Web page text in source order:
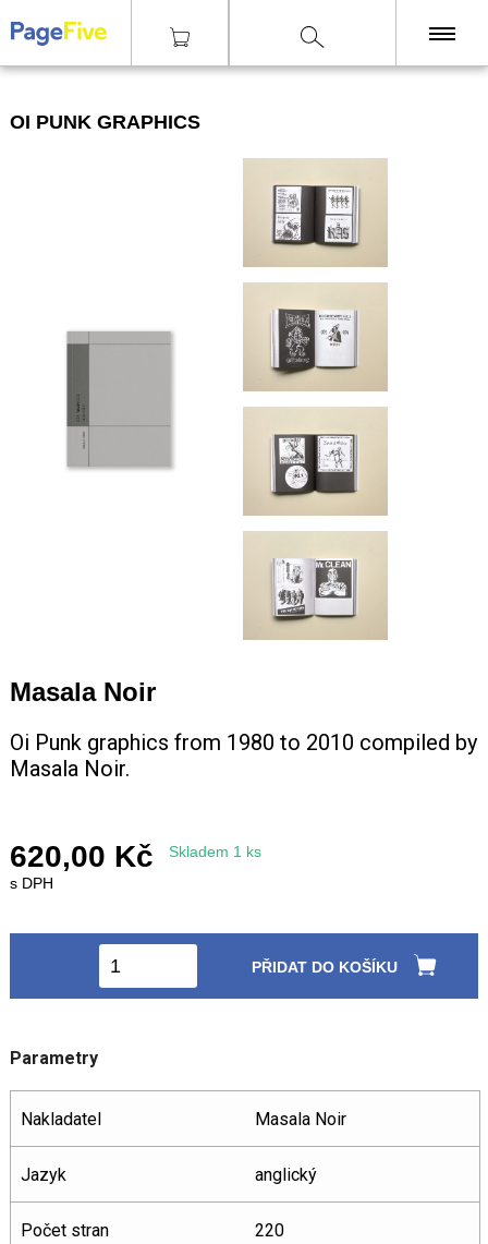
NAKLADATELSTVÍ
nad 2500 Kč, Osobní odběr v Praze i v Brně
|Knihy|Grafický design| OI PUNK GRAPHICS
OI PUNK GRAPHICS
Masala Noir
Oi Punk graphics from 1980 to 2010 compiled by
Masala Noir.
620,00 Kč
Skladem 1 ks
s DPH
PŘIDAT DO KOŠÍKU
Parametry
Nakladatel Masala Noir
Jazyk anglický
Počet stran 220